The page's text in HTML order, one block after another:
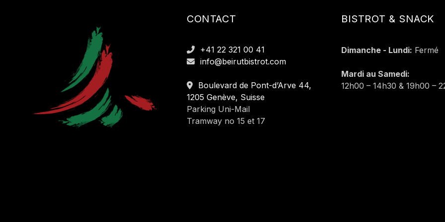
CONTACT
+41 22 321 00 41
info@beirutbistrot.com
Boulevard de Pont-d’Arve 44,
1205 Genève, Suisse
Parking Uni-Mail
Tramway no 15 et 17
BISTROT & SNACK
Dimanche - Lundi: Fermé
Mardi au Samedi:
12h00 – 14h30 & 19h00 –